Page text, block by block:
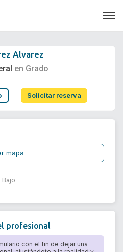
Alvarez
en Grado
Solicitar reserva
mapa
Bajo
profesional
con el fin de dejar una